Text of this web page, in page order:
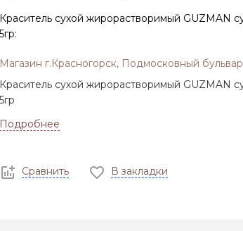
Краситель сухой жирорастворимый GUZMAN
5гр:
Магазин г.Красногорск, Подмосковный бульвар
Краситель сухой жирорастворимый GUZMAN
5гр
Подробнее
Сравнить В закладки